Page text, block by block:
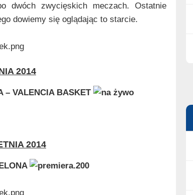
dwóch zwycięskich meczach. Ostatnie
dowiemy się oglądając to starcie.
2014
– VALENCIA BASKET
2014